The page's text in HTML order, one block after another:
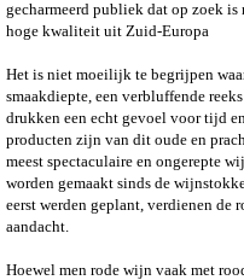
gecharmeerd publiek dat op zoek
hoge kwaliteit uit Zuid-Europa
Het is niet moeilijk te begrijpen
smaakdiepte, een verbluffende
drukken een echt gevoel voor tijd
producten zijn van dit oude en
meest spectaculaire en ongerepte
worden gemaakt sinds de
eerst werden geplant, verdienen de
aandacht.
Hoewel men rode wijn vaak met